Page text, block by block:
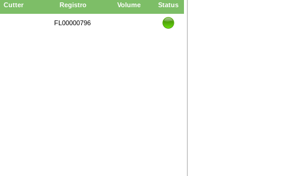
Cutter Registro Volume Status
FL00000796